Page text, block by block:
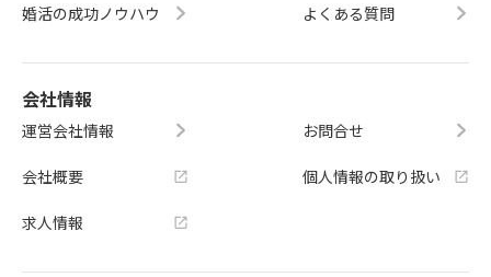
婚活の成功ノウハウ よくある質問
会社情報
運営会社情報
会社概要
求人情報
お問合せ
個人情報の取り扱い